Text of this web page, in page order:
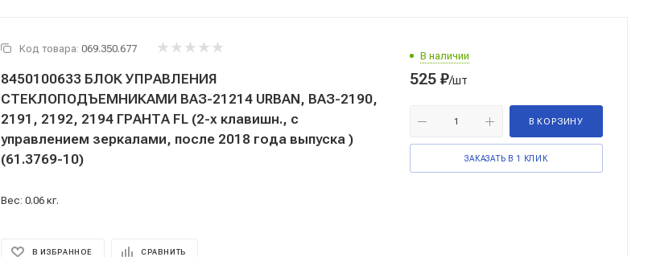
Код товара: 069.350.677
8450100633 БЛОК УПРАВЛЕНИЯ
СТЕКЛОПОДЪЕМНИКАМИ ВАЗ-21214 URBAN, ВАЗ-2190,
2191, 2192, 2194 ГРАНТА FL (2-х клавишн., с
управлением зеркалами, после 2018 года выпуска )
(61.3769-10)
Вес: 0.06 кг.
В ИЗБРАННОЕ СРАВНИТЬ
В наличии
525 ₽/шт
В КОРЗИНУ
ЗАКАЗАТЬ В 1 КЛИК